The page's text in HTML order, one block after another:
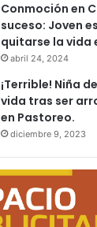
Conmoción en
suceso: Joven
quitarse la vida
abril 24, 2024
¡Terrible! Niña
vida tras ser
en Pastoreo.
diciembre 9, 2023